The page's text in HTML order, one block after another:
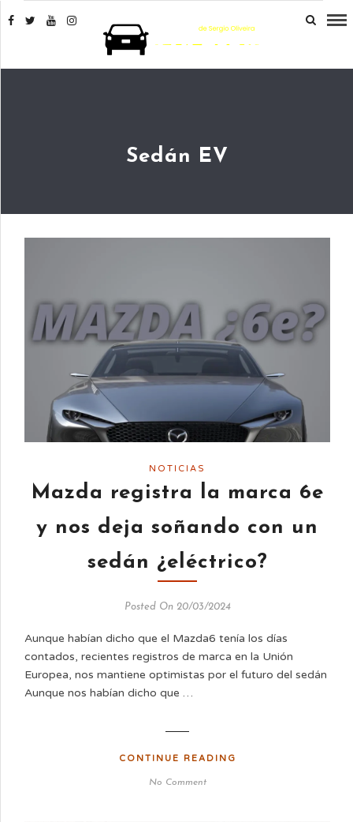
Sedán EV
NOTICIAS
Mazda registra la marca 6e
y nos deja soñando con un
sedán ¿eléctrico?
Posted On 20/03/2024
Aunque habían dicho que el Mazda6 tenía los días
contados, recientes registros de marca en la Unión
Europea, nos mantiene optimistas por el futuro del sedán
Aunque nos habían dicho que …
CONTINUE READING
No Comment